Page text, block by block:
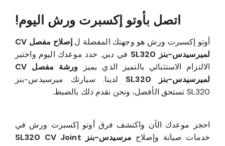
اتصل بأوتو إكسبرت ورش اليوم!
أوتو إكسبرت ورش هو وجهتك المفضلة ل
إصلاح مفصل CV
لميرسيدس-بنز SL320
في دبي. حدد موعدك اليوم واختبر
الالتزام الاستثنائي بالتميز الذي يميز
ورشة مفصل CV
لميرسيدس-بنز SL320
لدينا. سيارتك ميرسيدس-بنز
SL320 تستحق الأفضل، ونحن نقدم ذلك بالضبط.
احجز موعدك الآن واكتشف فرق أوتو إكسبرت ورش في
خدمات صيانة وإصلاح مرسيدس-بنز SL320 CV Joint